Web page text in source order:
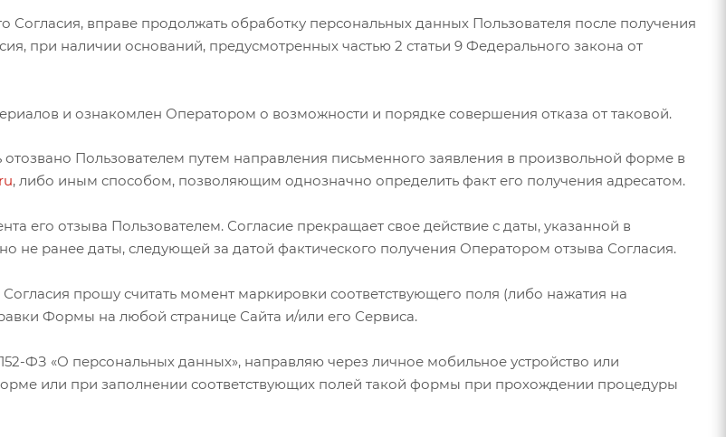
Согласия, вправе продолжать обработку персональных данных Пользователя после получения
при наличии оснований, предусмотренных частью 2 статьи 9 Федерального закона от
и ознакомлен Оператором о возможности и порядке совершения отказа от таковой.
отозвано Пользователем путем направления письменного заявления в произвольной форме в
, либо иным способом, позволяющим однозначно определить факт его получения адресатом.
его отзыва Пользователем. Согласие прекращает свое действие с даты, указанной в
не ранее даты, следующей за датой фактического получения Оператором отзыва Согласия.
прошу считать момент маркировки соответствующего поля (либо нажатия на
Формы на любой странице Сайта и/или его Сервиса.
ФЗ «О персональных данных», направляю через личное мобильное устройство или
или при заполнении соответствующих полей такой формы при прохождении процедуры